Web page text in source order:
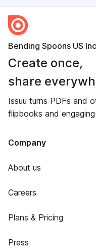
Bending Spoons US
Create once,
share
Issuu turns PDFs and
flipbooks and
Company
About us
Careers
Plans & Pricing
Press